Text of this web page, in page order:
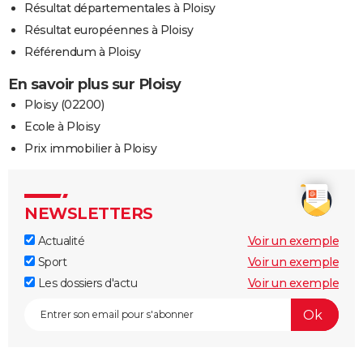
Résultat départementales à Ploisy
Résultat européennes à Ploisy
Référendum à Ploisy
En savoir plus sur Ploisy
Ploisy (02200)
Ecole à Ploisy
Prix immobilier à Ploisy
NEWSLETTERS
Actualité
Voir un exemple
Sport
Voir un exemple
Les dossiers d'actu
Voir un exemple